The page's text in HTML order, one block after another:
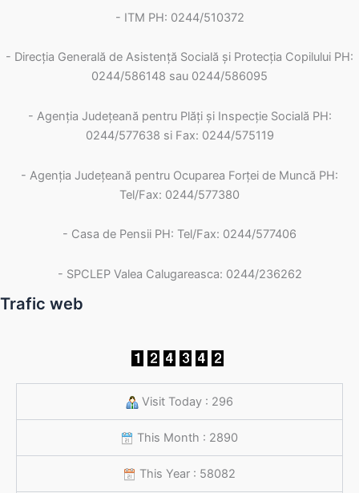
- ITM PH: 0244/510372
- Direcția Generală de Asistență Socială și Protecția Copilului PH:
0244/586148 sau 0244/586095
- Agenția Județeană pentru Plăți și Inspecție Socială PH:
0244/577638 si Fax: 0244/575119
- Agenţia Judeţeană pentru Ocuparea Forţei de Muncă PH:
Tel/Fax: 0244/577380
- Casa de Pensii PH: Tel/Fax: 0244/577406
- SPCLEP Valea Calugareasca: 0244/236262
Trafic web
Visit Today : 296
This Month : 2890
This Year : 58082